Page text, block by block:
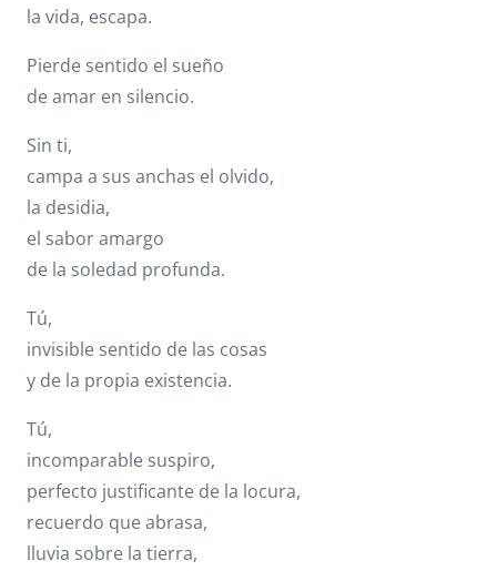
la vida, escapa.
Pierde sentido el sueño
de amar en silencio.
Sin ti,
campa a sus anchas el olvido,
la desidia,
el sabor amargo
de la soledad profunda.
Tú,
invisible sentido de las cosas
y de la propia existencia.
Tú,
incomparable suspiro,
perfecto justificante de la locura,
recuerdo que abrasa,
lluvia sobre la tierra,